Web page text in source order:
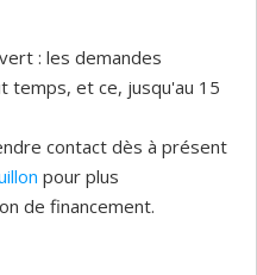
: les demandes
temps, et ce, jusqu'au 15
contact dès à présent
pour plus
de financement.